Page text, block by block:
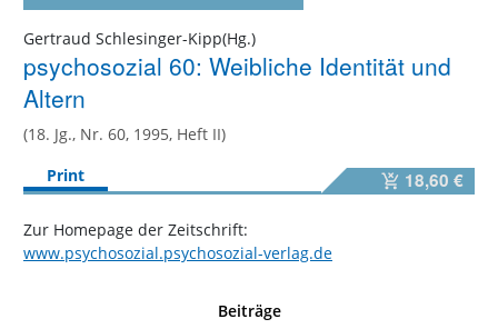
Gertraud Schlesinger-Kipp(Hg.)
psychosozial 60: Weibliche Identität und
Altern
(18. Jg., Nr. 60, 1995, Heft II)
Print
18,60 €
Zur Homepage der Zeitschrift:
www.psychosozial.psychosozial-verlag.de
Beiträge